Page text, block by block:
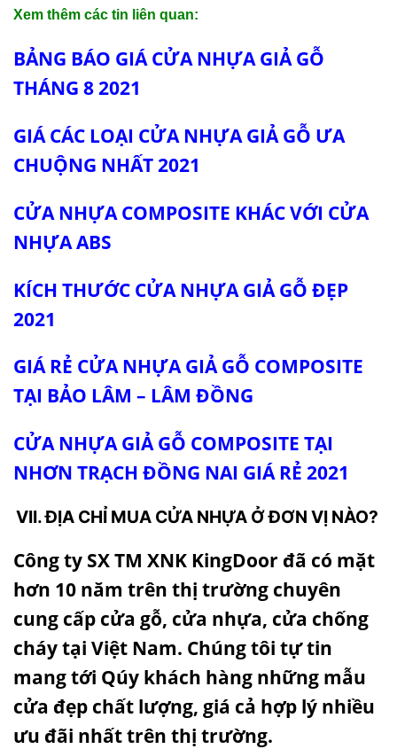
Xem thêm các tin liên quan:
BẢNG BÁO GIÁ CỬA NHỰA GIẢ GỖ
THÁNG 8 2021
GIÁ CÁC LOẠI CỬA NHỰA GIẢ GỖ ƯA
CHUỘNG NHẤT 2021
CỬA NHỰA COMPOSITE KHÁC VỚI CỬA
NHỰA ABS
KÍCH THƯỚC CỬA NHỰA GIẢ GỖ ĐẸP
2021
GIÁ RẺ CỬA NHỰA GIẢ GỖ COMPOSITE
TẠI BẢO LÂM – LÂM ĐỒNG
CỬA NHỰA GIẢ GỖ COMPOSITE TẠI
NHƠN TRẠCH ĐỒNG NAI GIÁ RẺ 2021
VII. ĐỊA CHỈ MUA CỬA NHỰA Ở ĐƠN VỊ NÀO?
Công ty SX TM XNK KingDoor đã có mặt
hơn 10 năm trên thị trường chuyên
cung cấp cửa gỗ, cửa nhựa, cửa chống
cháy tại Việt Nam. Chúng tôi tự tin
mang tới Qúy khách hàng những mẫu
cửa đẹp chất lượng, giá cả hợp lý nhiều
ưu đãi nhất trên thị trường.